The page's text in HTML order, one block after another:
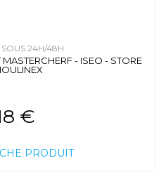
24H/48H
- ISEO - STORE
€
PRODUIT